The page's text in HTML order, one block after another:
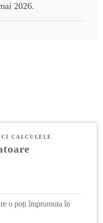
2026.
CALCULELE
o poți împrumuta în